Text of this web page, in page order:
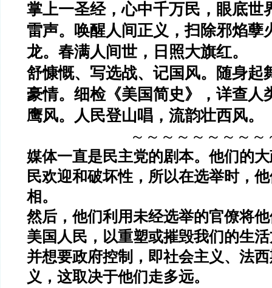
掌上一圣经，心中千万民，眼底世
雷声。唤醒人间正义，扫除邪焰孽
龙。春满人间世，日照大旗红。
舒慷慨、写选战、记国风。随身起
豪情。细检《美国简史》，详查人
鹰风。人民登山唱，流韵壮西风。
～～～～～～～～～
媒体一直是民主党的剧本。他们的
民欢迎和破坏性，所以在选举时，
相。
然后，他们利用未经选举的官僚将
美国人民，以重塑或摧毁我们的生
并想要政府控制，即社会主义、法
义，这取决于他们走多远。